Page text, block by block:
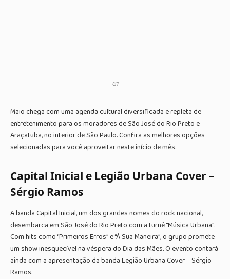
G1
Maio chega com uma agenda cultural diversificada e repleta de
entretenimento para os moradores de São José do Rio Preto e
Araçatuba, no interior de São Paulo. Confira as melhores opções
selecionadas para você aproveitar neste início de mês.
Capital Inicial e Legião Urbana Cover –
Sérgio Ramos
A banda Capital Inicial, um dos grandes nomes do rock nacional,
desembarca em São José do Rio Preto com a turnê “Música Urbana”.
Com hits como “Primeiros Erros” e “À Sua Maneira”, o grupo promete
um show inesquecível na véspera do Dia das Mães. O evento contará
ainda com a apresentação da banda Legião Urbana Cover – Sérgio
Ramos.